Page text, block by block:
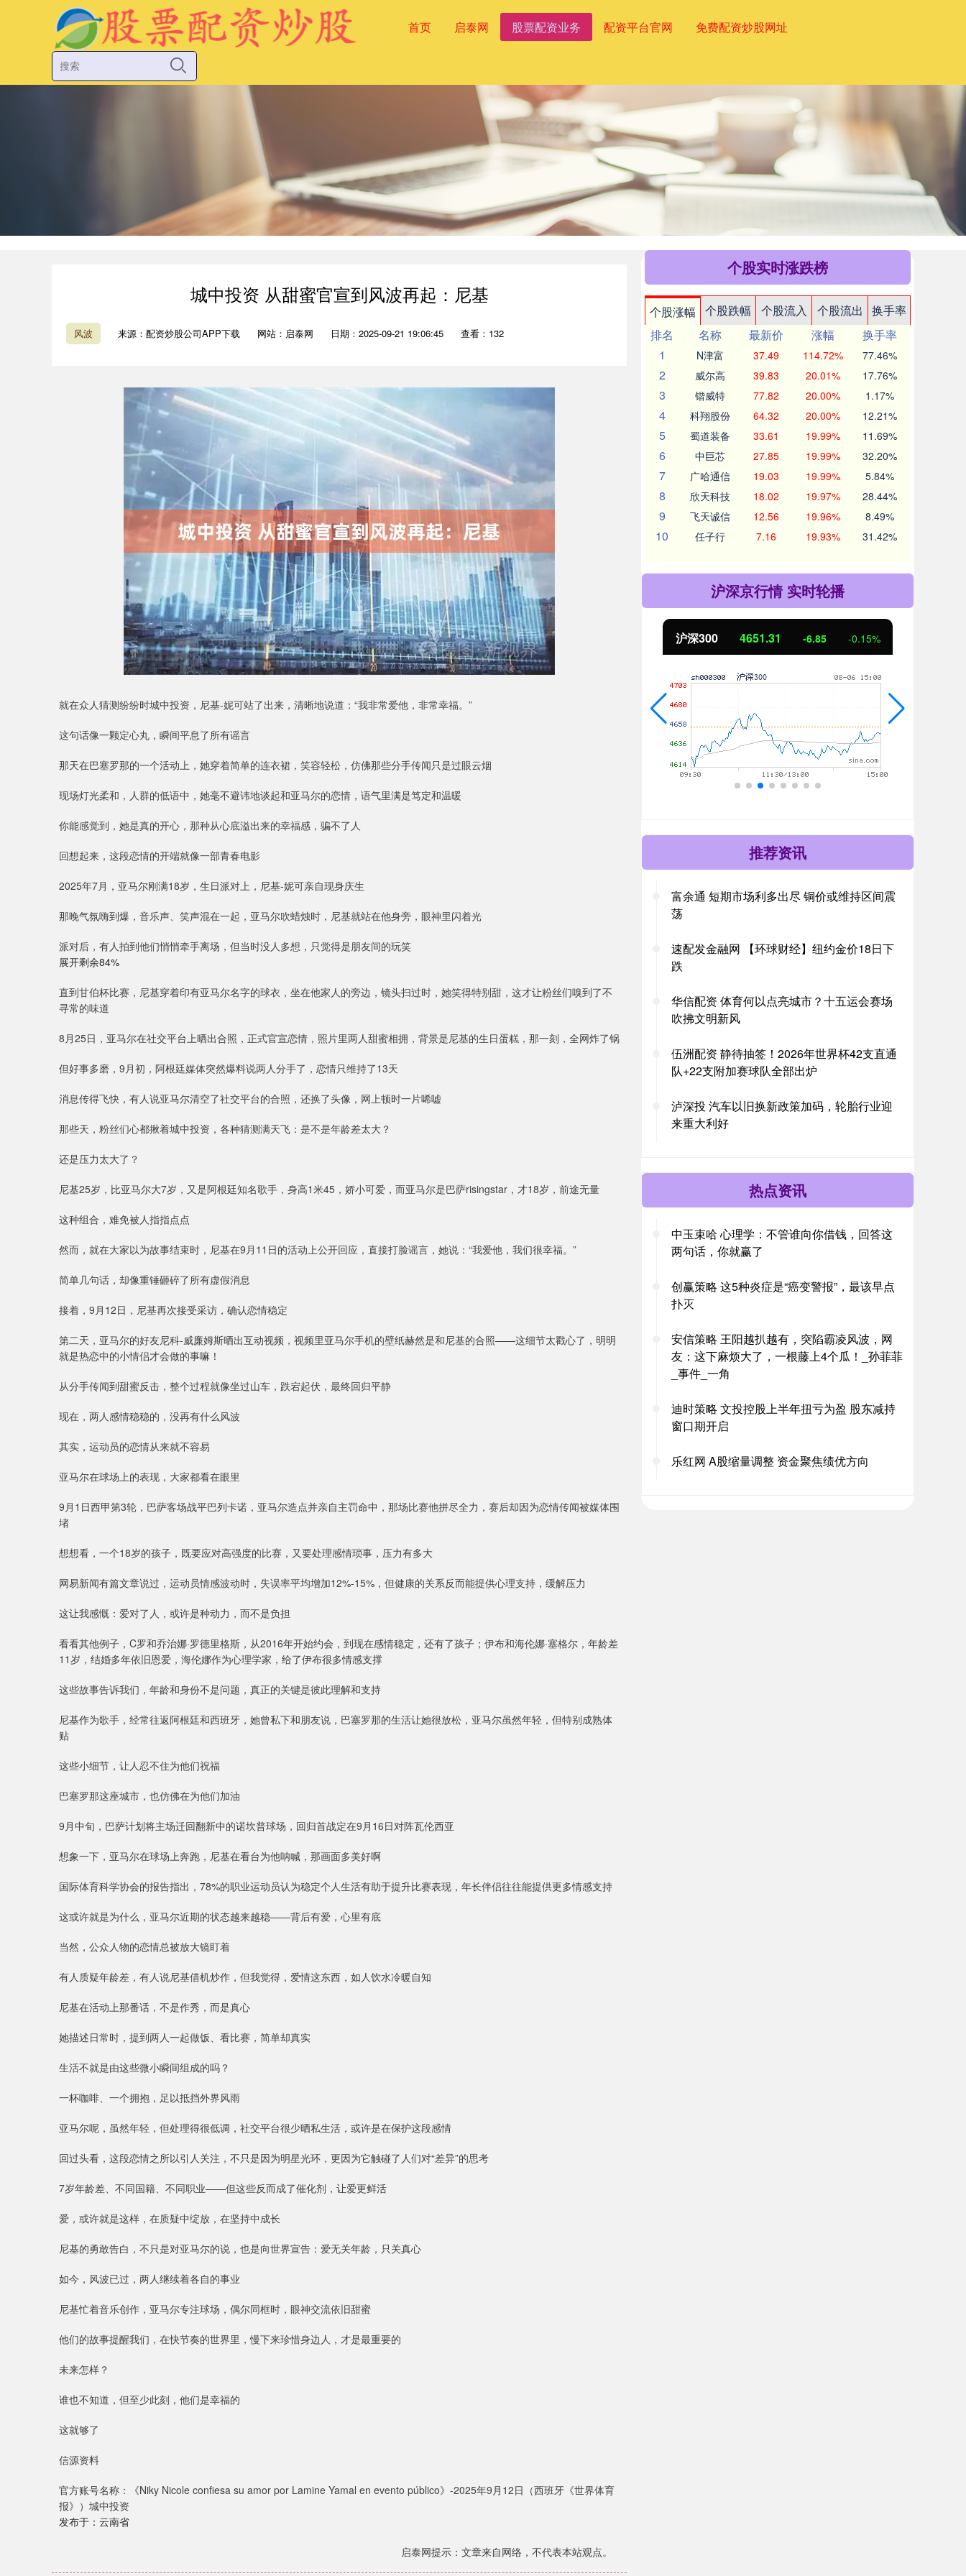
首页 启泰网 股票配资业务 配资平台官网 免费配资炒股网址
城中投资 从甜蜜官宣到风波再起：尼基
风波 来源：配资炒股公司APP下载 网站：启泰网 日期：2025-09-21 19:06:45 查看：132
就在众人猜测纷纷时城中投资，尼基-妮可站了出来，清晰地说道：“我非常爱他，非常幸福。”
这句话像一颗定心丸，瞬间平息了所有谣言
那天在巴塞罗那的一个活动上，她穿着简单的连衣裙，笑容轻松，仿佛那些分手传闻只是过眼云烟
现场灯光柔和，人群的低语中，她毫不避讳地谈起和亚马尔的恋情，语气里满是笃定和温暖
你能感觉到，她是真的开心，那种从心底溢出来的幸福感，骗不了人
回想起来，这段恋情的开端就像一部青春电影
2025年7月，亚马尔刚满18岁，生日派对上，尼基-妮可亲自现身庆生
那晚气氛嗨到爆，音乐声、笑声混在一起，亚马尔吹蜡烛时，尼基就站在他身旁，眼神里闪着光
派对后，有人拍到他们悄悄牵手离场，但当时没人多想，只觉得是朋友间的玩笑
展开剩余84%
直到甘伯杯比赛，尼基穿着印有亚马尔名字的球衣，坐在他家人的旁边，镜头扫过时，她笑得特别甜，这才让粉丝们嗅到了不
寻常的味道
8月25日，亚马尔在社交平台上晒出合照，正式官宣恋情，照片里两人甜蜜相拥，背景是尼基的生日蛋糕，那一刻，全网炸了锅
但好事多磨，9月初，阿根廷媒体突然爆料说两人分手了，恋情只维持了13天
消息传得飞快，有人说亚马尔清空了社交平台的合照，还换了头像，网上顿时一片唏嘘
那些天，粉丝们心都揪着城中投资，各种猜测满天飞：是不是年龄差太大？
还是压力太大了？
尼基25岁，比亚马尔大7岁，又是阿根廷知名歌手，身高1米45，娇小可爱，而亚马尔是巴萨risingstar，才18岁，前途无量
这种组合，难免被人指指点点
然而，就在大家以为故事结束时，尼基在9月11日的活动上公开回应，直接打脸谣言，她说：“我爱他，我们很幸福。”
简单几句话，却像重锤砸碎了所有虚假消息
接着，9月12日，尼基再次接受采访，确认恋情稳定
第二天，亚马尔的好友尼科-威廉姆斯晒出互动视频，视频里亚马尔手机的壁纸赫然是和尼基的合照——这细节太戳心了，明明
就是热恋中的小情侣才会做的事嘛！
从分手传闻到甜蜜反击，整个过程就像坐过山车，跌宕起伏，最终回归平静
现在，两人感情稳稳的，没再有什么风波
其实，运动员的恋情从来就不容易
亚马尔在球场上的表现，大家都看在眼里
9月1日西甲第3轮，巴萨客场战平巴列卡诺，亚马尔造点并亲自主罚命中，那场比赛他拼尽全力，赛后却因为恋情传闻被媒体围
堵
想想看，一个18岁的孩子，既要应对高强度的比赛，又要处理感情琐事，压力有多大
网易新闻有篇文章说过，运动员情感波动时，失误率平均增加12%-15%，但健康的关系反而能提供心理支持，缓解压力
这让我感慨：爱对了人，或许是种动力，而不是负担
看看其他例子，C罗和乔治娜·罗德里格斯，从2016年开始约会，到现在感情稳定，还有了孩子；伊布和海伦娜·塞格尔，年龄差
11岁，结婚多年依旧恩爱，海伦娜作为心理学家，给了伊布很多情感支撑
这些故事告诉我们，年龄和身份不是问题，真正的关键是彼此理解和支持
尼基作为歌手，经常往返阿根廷和西班牙，她曾私下和朋友说，巴塞罗那的生活让她很放松，亚马尔虽然年轻，但特别成熟体
贴
这些小细节，让人忍不住为他们祝福
巴塞罗那这座城市，也仿佛在为他们加油
9月中旬，巴萨计划将主场迁回翻新中的诺坎普球场，回归首战定在9月16日对阵瓦伦西亚
想象一下，亚马尔在球场上奔跑，尼基在看台为他呐喊，那画面多美好啊
国际体育科学协会的报告指出，78%的职业运动员认为稳定个人生活有助于提升比赛表现，年长伴侣往往能提供更多情感支持
这或许就是为什么，亚马尔近期的状态越来越稳——背后有爱，心里有底
当然，公众人物的恋情总被放大镜盯着
有人质疑年龄差，有人说尼基借机炒作，但我觉得，爱情这东西，如人饮水冷暖自知
尼基在活动上那番话，不是作秀，而是真心
她描述日常时，提到两人一起做饭、看比赛，简单却真实
生活不就是由这些微小瞬间组成的吗？
一杯咖啡、一个拥抱，足以抵挡外界风雨
亚马尔呢，虽然年轻，但处理得很低调，社交平台很少晒私生活，或许是在保护这段感情
回过头看，这段恋情之所以引人关注，不只是因为明星光环，更因为它触碰了人们对“差异”的思考
7岁年龄差、不同国籍、不同职业——但这些反而成了催化剂，让爱更鲜活
爱，或许就是这样，在质疑中绽放，在坚持中成长
尼基的勇敢告白，不只是对亚马尔的说，也是向世界宣告：爱无关年龄，只关真心
如今，风波已过，两人继续着各自的事业
尼基忙着音乐创作，亚马尔专注球场，偶尔同框时，眼神交流依旧甜蜜
他们的故事提醒我们，在快节奏的世界里，慢下来珍惜身边人，才是最重要的
未来怎样？
谁也不知道，但至少此刻，他们是幸福的
这就够了
信源资料
官方账号名称：《Niky Nicole confiesa su amor por Lamine Yamal en evento público》-2025年9月12日（西班牙《世界体育
报》）城中投资
发布于：云南省
启泰网提示：文章来自网络，不代表本站观点。
个股实时涨跌榜
个股涨幅 个股跌幅 个股流入 个股流出
换手率
排名
名称 最新价 涨幅
换手率
1
N津富 37.49 114.72% 77.46%
2 威尔高 39.83 20.01% 17.76%
3 锴威特 77.82 20.00% 1.17%
4 科翔股份 64.32 20.00% 12.21%
5 蜀道装备 33.61 19.99% 11.69%
6 中巨芯 27.85 19.99% 32.20%
7 广哈通信 19.03 19.99% 5.84%
8 欣天科技 18.02 19.97% 28.44%
9 飞天诚信 12.56 19.96% 8.49%
10 任子行 7.16 19.93% 31.42%
沪深京行情 实时轮播
深证成指 14110.12 -34.08 -0.24% 沪深300 4651.31 -6.85 北证50 1122.88 3.42 0.30%
推荐资讯
富余通 短期市场利多出尽 铜价或维持区间震
荡
速配发金融网 【环球财经】纽约金价18日下
跌
华信配资 体育何以点亮城市？十五运会赛场
吹拂文明新风
伍洲配资 静待抽签！2026年世界杯42支直通
队+22支附加赛球队全部出炉
泸深投 汽车以旧换新政策加码，轮胎行业迎
来重大利好
热点资讯
中玉束哈 心理学：不管谁向你借钱，回答这
两句话，你就赢了
创赢策略 这5种炎症是“癌变警报”，最该早点
扑灭
安信策略 王阳越扒越有，突陷霸凌风波，网
友：这下麻烦大了，一根藤上4个瓜！_孙菲菲
_事件_一角
迪时策略 文投控股上半年扭亏为盈 股东减持
窗口期开启
乐红网 A股缩量调整 资金聚焦绩优方向